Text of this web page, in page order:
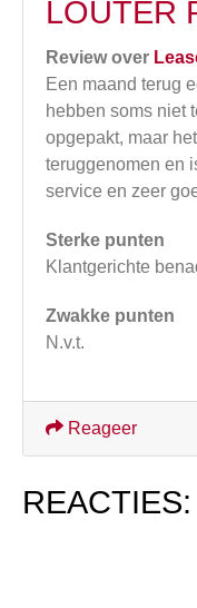
LOUTER
Review over
Een maand terug
hebben soms niet
opgepakt, maar
teruggenomen en
service en zeer
Sterke punten
Klantgerichte
Zwakke punten
N.v.t.
Reageer
REACTIES: